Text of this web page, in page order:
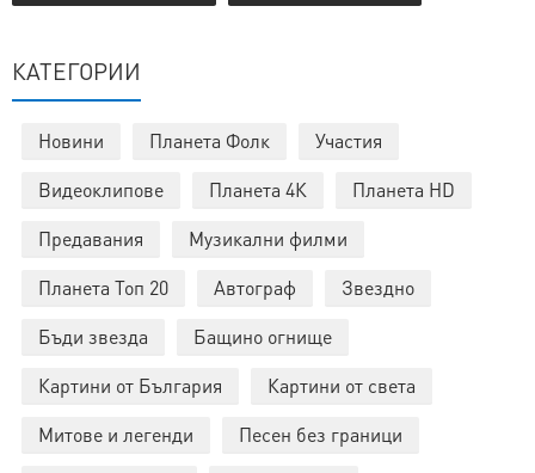
КАТЕГОРИИ
Новини Планета Фолк
Участия
Видеоклипове
Планета 4К
Планета HD
Предавания
Музикални филми
Планета Топ 20
Автограф
Звездно
Бъди звезда
Бащино огнище
Картини от България
Картини от света
Митове и легенди
Песен без граници